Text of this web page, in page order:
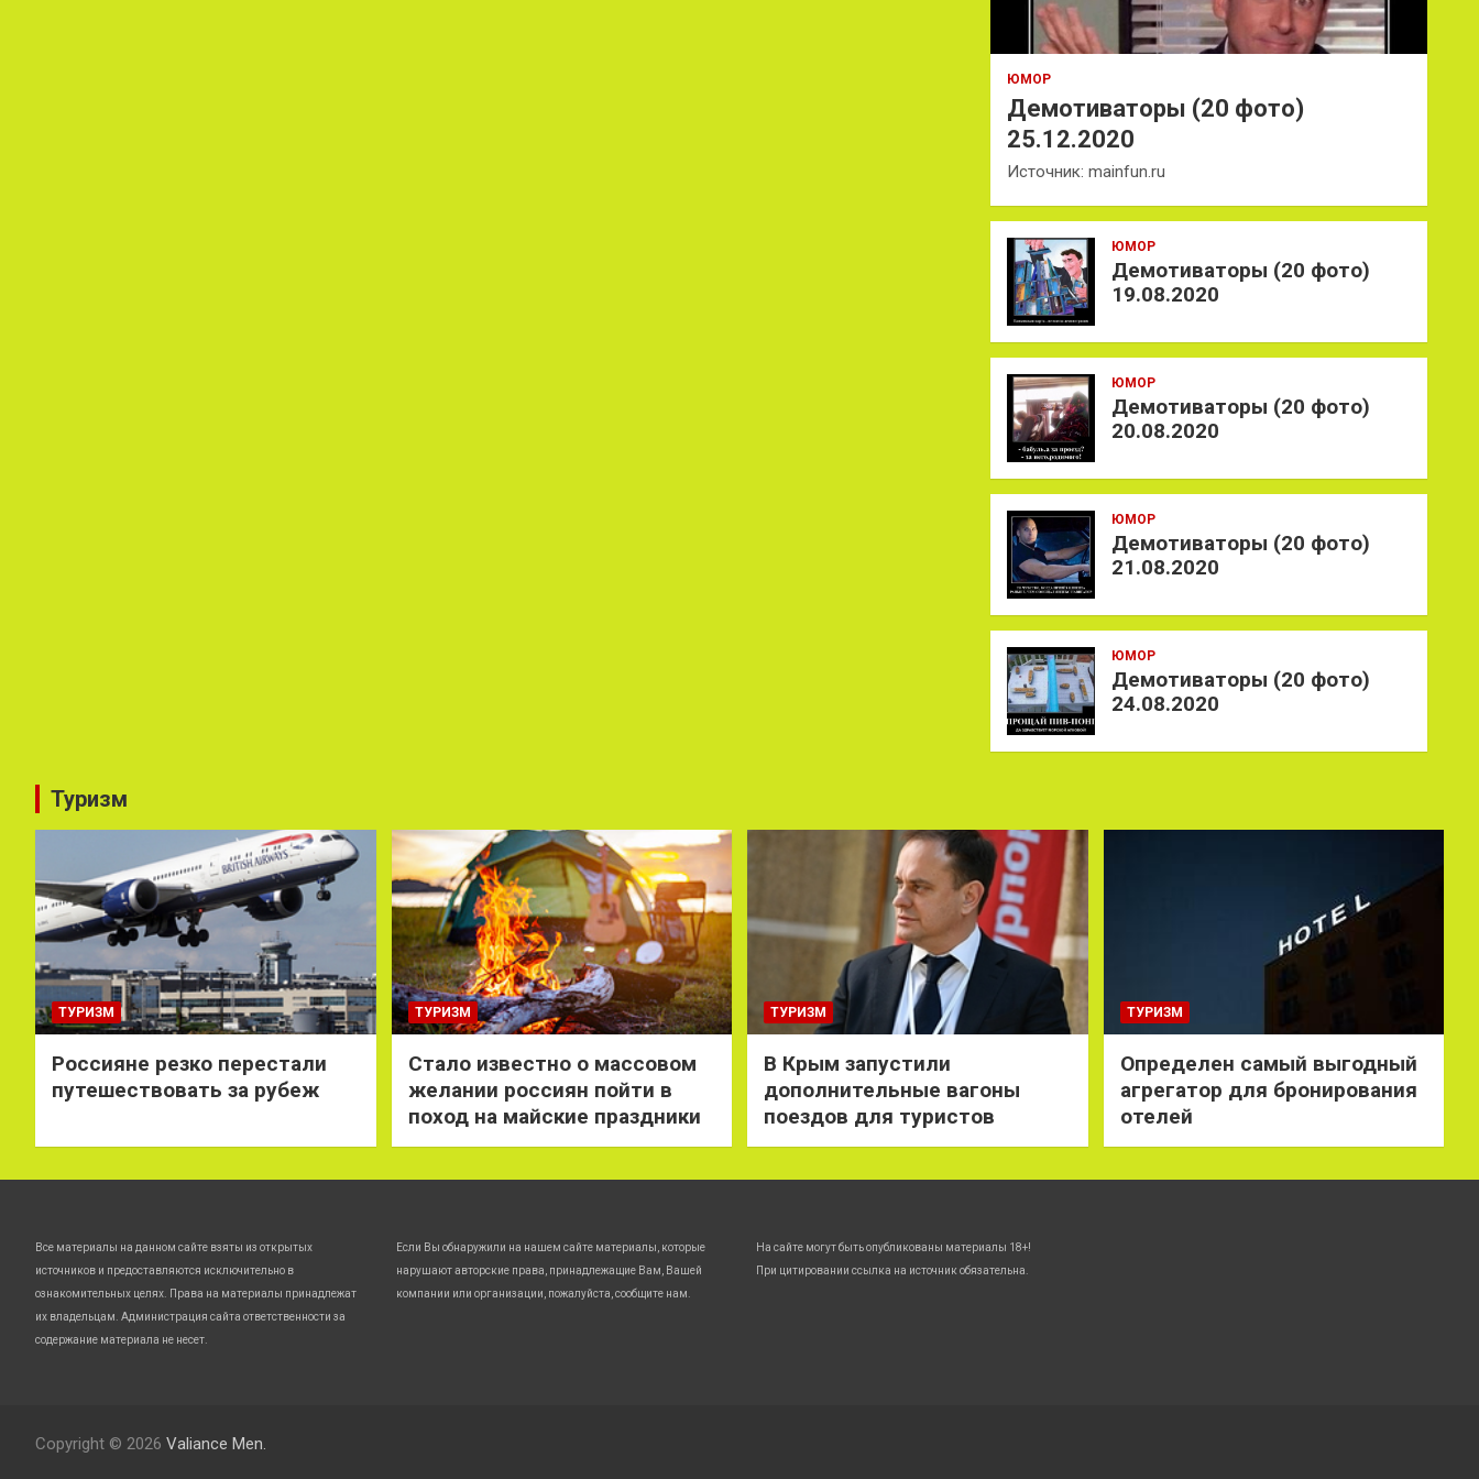
ЮМОР
Демотиваторы (20 фото)
25.12.2020
Источник: mainfun.ru
ЮМОР
Демотиваторы (20 фото)
19.08.2020
ЮМОР
Демотиваторы (20 фото)
20.08.2020
ЮМОР
Демотиваторы (20 фото)
21.08.2020
ЮМОР
Демотиваторы (20 фото)
24.08.2020
Туризм
ТУРИЗМ
Россияне резко перестали
путешествовать за рубеж
ТУРИЗМ
Стало известно о массовом
желании россиян пойти в
поход на майские праздники
ТУРИЗМ
В Крым запустили
дополнительные вагоны
поездов для туристов
ТУРИЗМ
Определен самый выгодный
агрегатор для бронирования
отелей
Все материалы на данном сайте взяты из открытых
источников и предоставляются исключительно в
ознакомительных целях. Права на материалы принадлежат
их владельцам. Администрация сайта ответственности за
содержание материала не несет.
Если Вы обнаружили на нашем сайте материалы, которые
нарушают авторские права, принадлежащие Вам, Вашей
компании или организации, пожалуйста, сообщите нам.
На сайте могут быть опубликованы материалы 18+!
При цитировании ссылка на источник обязательна.
Copyright © 2026 Valiance Men.